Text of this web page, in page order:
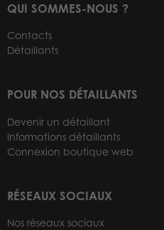
QUI SOMMES-NOUS ?
Contacts
Détaillants
POUR NOS DÉTAILLANTS
Devenir un détaillant
Informations détaillants
Connexion boutique web
RÉSEAUX SOCIAUX
Nos réseaux sociaux